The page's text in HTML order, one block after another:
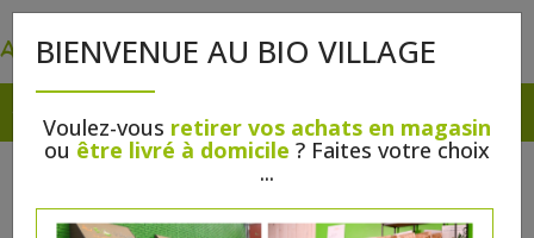
BIENVENUE AU BIO VILLAGE
Voulez-vous retirer vos achats en magasin
ou être livré à domicile ? Faites votre choix
...